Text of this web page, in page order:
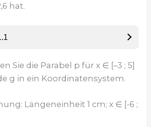
hat.
die Parabel p für x ∈ [–3 ; 5]
g in ein Koordinatensystem.
Längeneinheit 1 cm; x ∈ [-6 ;